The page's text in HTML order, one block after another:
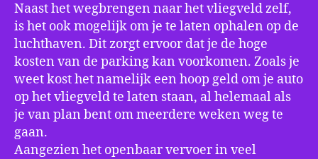
Naast het wegbrengen naar het vliegveld zelf,
is het ook mogelijk om je te laten ophalen op de
luchthaven. Dit zorgt ervoor dat je de hoge
kosten van de parking kan voorkomen. Zoals je
weet kost het namelijk een hoop geld om je auto
op het vliegveld te laten staan, al helemaal als
je van plan bent om meerdere weken weg te
gaan.
Aangezien het openbaar vervoer in veel